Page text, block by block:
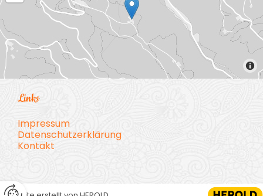
Links
Impressum
Datenschutzerklärung
Kontakt